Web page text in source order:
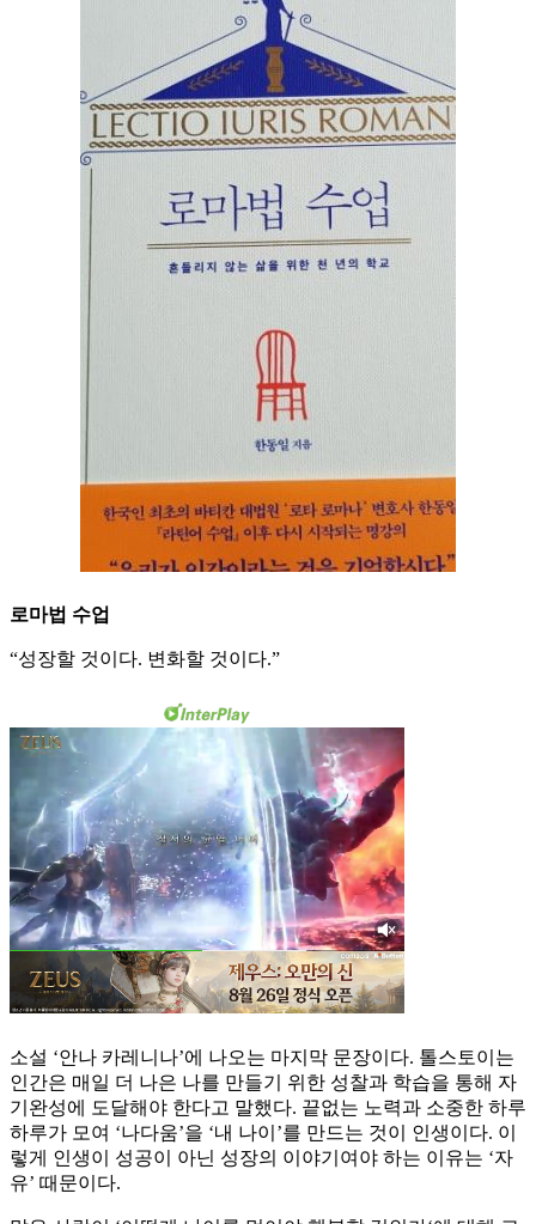
로마법 수업
“성장할 것이다. 변화할 것이다.”
소설 ‘안나 카레니나’에 나오는 마지막 문장이다. 톨스토이는
인간은 매일 더 나은 나를 만들기 위한 성찰과 학습을 통해 자
기완성에 도달해야 한다고 말했다. 끝없는 노력과 소중한 하루
하루가 모여 ‘나다움’을 ‘내 나이’를 만드는 것이 인생이다. 이
렇게 인생이 성공이 아닌 성장의 이야기여야 하는 이유는 ‘자
유’ 때문이다.